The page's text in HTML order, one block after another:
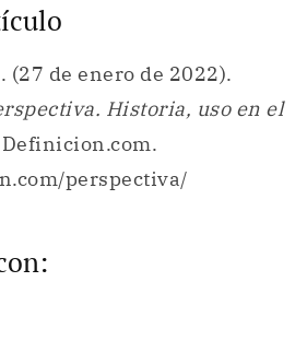
(27 de enero de 2022).
Historia, uso en el
perspectiva/